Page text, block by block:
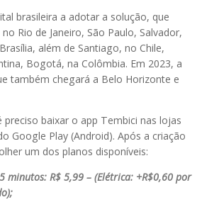
brasileira a adotar a solução, que
Rio de Janeiro, São Paulo, Salvador,
além de Santiago, no Chile,
Bogotá, na Colômbia. Em 2023, a
também chegará a Belo Horizonte e
preciso baixar o app Tembici nas lojas
Google Play (Android). Após a criação
um dos planos disponíveis:
minutos: R$ 5,99 – (Elétrica: +R$0,60 por